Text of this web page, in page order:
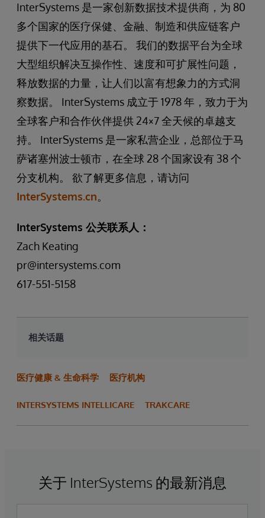
InterSystems 是一家创新数据技术提供商，为 80
多个国家的医疗保健、金融、制造和供应链客户
提供下一代应用的基石。 我们的数据平台为全球
大型组织解决互操作性、速度和可扩展性问题，
释放数据的力量，让人们以富有想象力的方式洞
察数据。 InterSystems 成立于 1978 年，致力于为
全球客户和合作伙伴提供 24×7 全天候的卓越支
持。 InterSystems 是一家私营企业，总部位于马
萨诸塞州波士顿市，在全球 28 个国家设有 38 个
分支机构。 欲了解更多信息，请访问
InterSystems.cn。
InterSystems 公关联系人：
Zach Keating
pr@intersystems.com
617-551-5158
相关话题
医疗健康 & 生命科学 医疗机构
INTERSYSTEMS INTELLICARE TRAKCARE
关于 InterSystems 的最新消息